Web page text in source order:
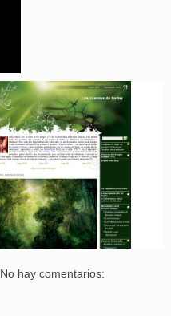
No hay comentarios: